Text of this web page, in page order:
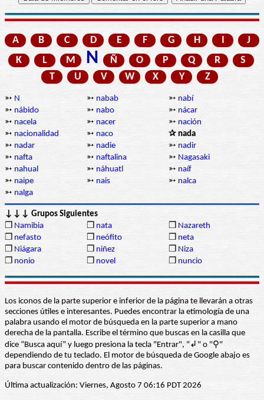
A B C D E F G H I
J
K
L M N Ñ O P Q R
S
T
U V W X Y Z
➳ N ➳ nabab ➳ nabí
➳ nábido ➳ nabo ➳ nácar
➳ nacela ➳ nacer ➳ nación
➳ nacionalidad ➳ naco
✰ nada
➳ nadar ➳ nadie ➳ nadir
➳ nafta ➳ naftalina ➳ Nagasaki
➳ nahual ➳ náhuatl ➳ naíf
➳ naipe ➳ nais ➳ nalca
➳ nalga
↓↓↓ Grupos Siguientes
❒ Namibia ❒ nata ❒ Nazareth
❒ nefasto ❒ neófito ❒ neta
❒ Niágara ❒ niñez ❒ Niza
❒ nonio ❒ novel ❒ nuncio
Los iconos de la parte superior e inferior de la página te llevarán a otras
secciones útiles e interesantes. Puedes encontrar la etimología de una
palabra usando el motor de búsqueda en la parte superior a mano
derecha de la pantalla. Escribe el término que buscas en la casilla que
dice “Busca aquí” y luego presiona la tecla "Entrar", "↲" o "⚲"
dependiendo de tu teclado. El motor de búsqueda de Google abajo es
para buscar contenido dentro de las páginas.
Última actualización: Viernes, Agosto 7 06:16 PDT 2026